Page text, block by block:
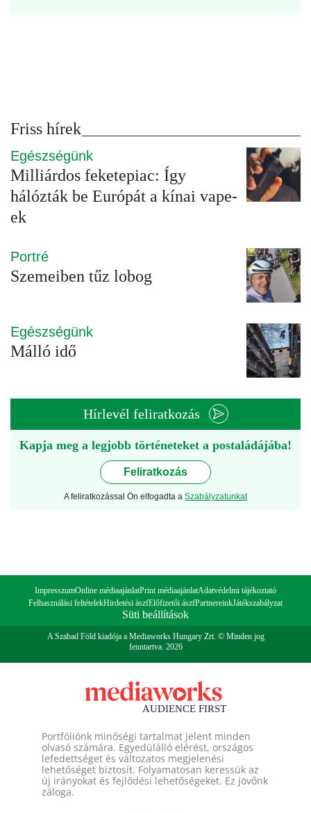
Friss hírek
Egészségünk
Milliárdos feketepiac: Így
hálózták be Európát a kínai vape-
ek
Portré
Szemeiben tűz lobog
Egészségünk
Málló idő
Hírlevél feliratkozás
Kapja meg a legjobb történeteket a postaládájába!
Feliratkozás
A feliratkozással Ön elfogadta a Szabályzatunkat
ImpresszumOnline médiaajánlatPrint médiaajánlatAdatvédelmi tájékoztató
Felhasználási feltételekHirdetési ászfElőfizetői ászfPartnereinkJátékszabályzat
Süti beállítások
A Szabad Föld kiadója a Mediaworks Hungary Zrt. © Minden jog
fenntartva. 2026
Portfóliónk minőségi tartalmat jelent minden
olvasó számára. Egyedülálló elérést, országos
lefedettséget és változatos megjelenési
lehetőséget biztosít. Folyamatosan keressük az
új irányokat és fejlődési lehetőségeket. Ez jövőnk
záloga.